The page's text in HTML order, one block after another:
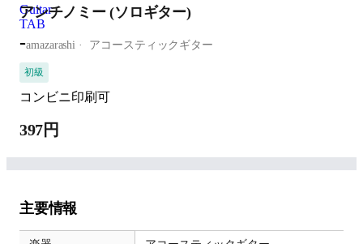
アンチノミー (ソロギター)
-amazarashi アコースティックギター
初級
コンビニ印刷可
397円
主要情報